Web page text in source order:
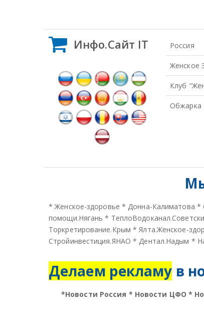
Инфо.Сайт IT Россия
Женское
Клуб
Обжарка
*Женское-здоровье *Донна-Калиматова *
помощи.Нягань *
Торкретирование.Крым *Ялта.Женское-
Стройинвестиция.ЯНАО *Дентал.Надым *
Делаем рекламу в
*Новости Россия * Новости ЦФО *